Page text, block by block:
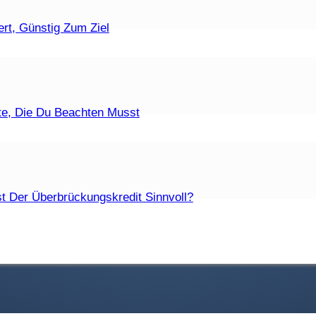
Sind Zulässig?
Eine Fristlose Kündigung?
Unterschiede?
Günstig Zum Ziel
Die Du Beachten Musst
Der Überbrückungskredit Sinnvoll?